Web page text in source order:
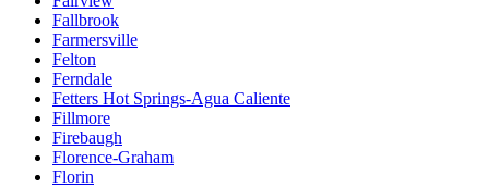
Fallbrook
Farmersville
Felton
Ferndale
Fetters Hot Springs-Agua Caliente
Fillmore
Firebaugh
Florence-Graham
Florin